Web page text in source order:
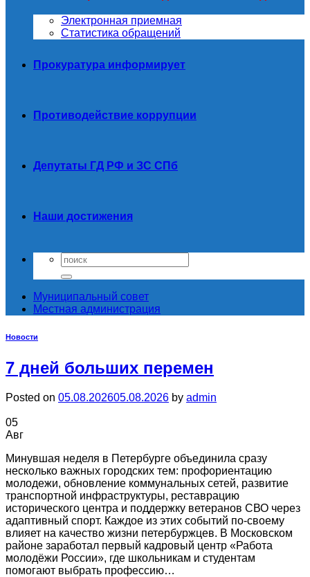
Электронная приемная
Статистика обращений
Прокуратура информирует
Противодействие коррупции
Депутаты ГД РФ и ЗС СПб
Наши достижения
Муниципальный совет
Местная администрация
Новости
7 дней больших перемен
Posted on 05.08.202605.08.2026 by admin
05
Авг
Минувшая неделя в Петербурге объединила сразу
несколько важных городских тем: профориентацию
молодежи, обновление коммунальных сетей, развитие
транспортной инфраструктуры, реставрацию
исторического центра и поддержку ветеранов СВО через
адаптивный спорт. Каждое из этих событий по-своему
влияет на качество жизни петербуржцев. В Московском
районе заработал первый кадровый центр «Работа
молодёжи России», где школьникам и студентам
помогают выбрать профессию…